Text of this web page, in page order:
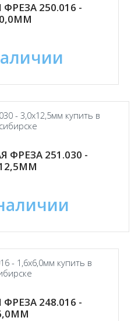
250.016 -
251.030 -
248.016 -